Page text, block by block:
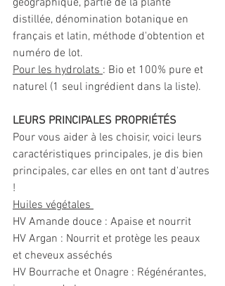
distillée, dénomination botanique en
français et latin, méthode d'obtention et
numéro de lot.
Pour les hydrolats : Bio et 100% pure et
naturel (1 seul ingrédient dans la liste).
LEURS PRINCIPALES PROPRIÉTÉS
Pour vous aider à les choisir, voici leurs
caractéristiques principales, je dis bien
principales, car elles en ont tant d'autres
!
Huiles végétales
HV Amande douce : Apaise et nourrit
HV Argan : Nourrit et protège les peaux
et cheveux asséchés
HV Bourrache et Onagre : Régénérantes,